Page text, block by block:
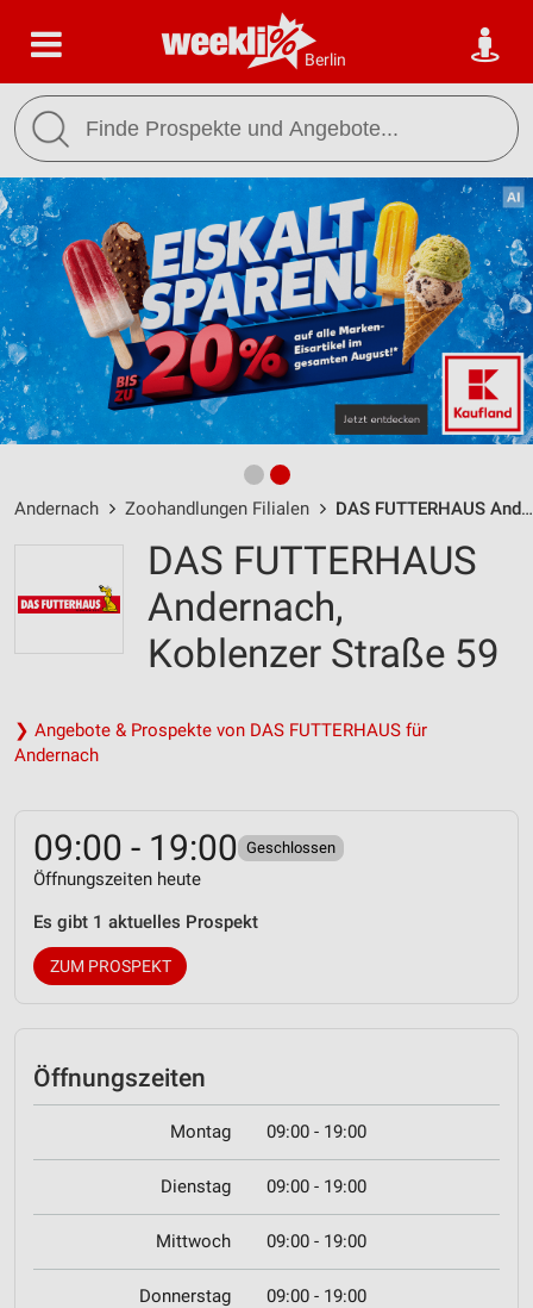
Berlin
Andernach Zoohandlungen Filialen DAS FUTTERHAUS Andernach / Koblenzer Straße 59 - Öffnungszeiten & Adresse
DAS FUTTERHAUS
Andernach,
Koblenzer Straße 59
❯ Angebote & Prospekte von DAS FUTTERHAUS für
Andernach
09:00 - 19:00 Geschlossen
Öffnungszeiten heute
Es gibt 1 aktuelles Prospekt
ZUM PROSPEKT
Öffnungszeiten
Montag 09:00 - 19:00
Dienstag 09:00 - 19:00
Mittwoch 09:00 - 19:00
Donnerstag 09:00 - 19:00